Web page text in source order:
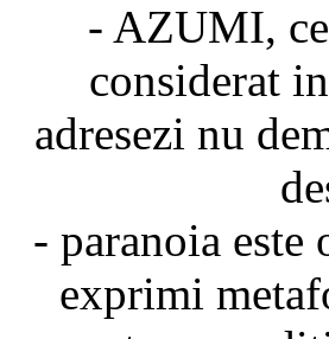
- AZUMI,
considerat
adresezi nu
- paranoia este
exprimi